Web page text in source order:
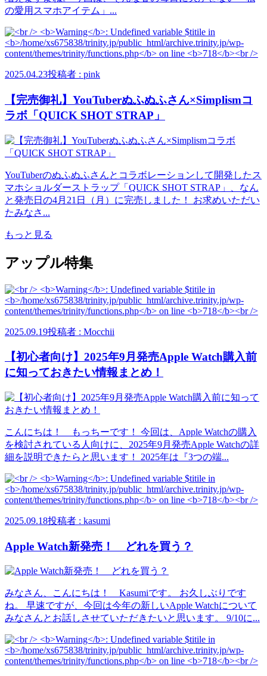
の愛用スマホアイテム」...
2025.04.23投稿者 : pink
【完売御礼】YouTuberぬふぬふさん×Simplismコ
ラボ「QUICK SHOT STRAP」
YouTuberのぬふぬふさんとコラボレーションして開発したス
マホショルダーストラップ「QUICK SHOT STRAP」、なん
と発売日の4月21日（月）に完売しました！ お求めいただい
たみなさ...
もっと見る
アップル特集
2025.09.19投稿者 : Mocchii
【初心者向け】2025年9月発売Apple Watch購入前
に知っておきたい情報まとめ！
こんにちは！ もっちーです！ 今回は、Apple Watchの購入
を検討されている人向けに、2025年9月発売Apple Watchの詳
細を説明できたらと思います！ 2025年は『3つの端...
2025.09.18投稿者 : kasumi
Apple Watch新発売！ どれを買う？
みなさん、こんにちは！ Kasumiです。 お久しぶりです
ね。 早速ですが、今回は今年の新しいApple Watchについて
みなさんとお話しさせていただきたいと思います。 9/10に...